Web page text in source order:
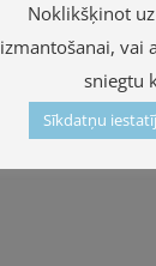
Noklikšķinot
izmantošanai, vai
sniegtu
Sīkdatņu